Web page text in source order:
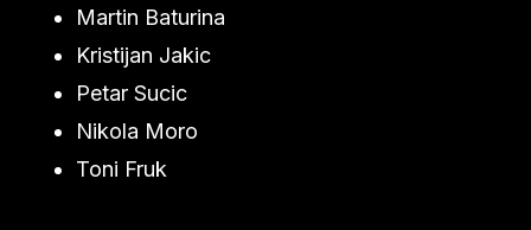
Martin Baturina
Kristijan Jakic
Petar Sucic
Nikola Moro
Toni Fruk